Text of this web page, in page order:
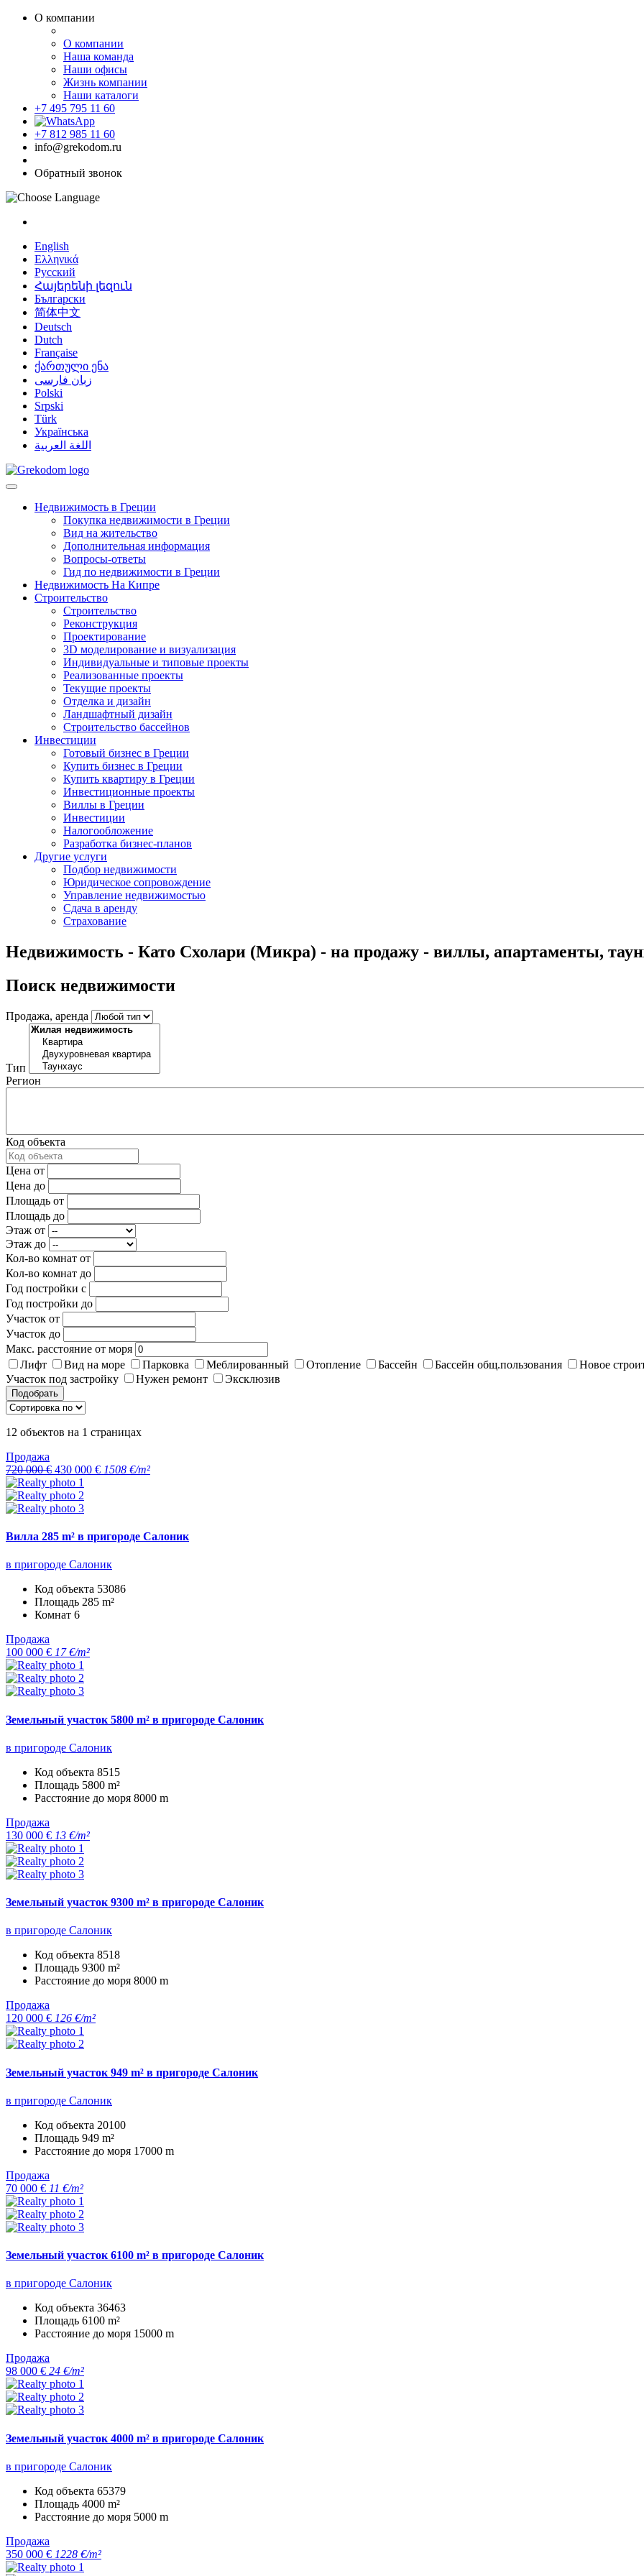
О компании
О компании
Наша команда
Наши офисы
Жизнь компании
Наши каталоги
+7 495 795 11 60
+7 812 985 11 60
info@grekodom.ru
Обратный звонок
English
Ελληνικά
Русский
Հայերենի լեզուն
Български
简体中文
Deutsch
Dutch
Française
ქართული ენა
زبان فارسی
Polski
Srpski
Türk
Українська
اللغة العربية
Недвижимость в Греции
Покупка недвижимости в Греции
Вид на жительство
Дополнительная информация
Вопросы-ответы
Гид по недвижимости в Греции
Недвижимость На Кипре
Строительство
Строительство
Реконструкция
Проектирование
3D моделирование и визуализация
Индивидуальные и типовые проекты
Реализованные проекты
Текущие проекты
Отделка и дизайн
Ландшафтный дизайн
Строительство бассейнов
Инвестиции
Готовый бизнес в Греции
Купить бизнес в Греции
Купить квартиру в Греции
Инвестиционные проекты
Виллы в Греции
Инвестиции
Налогообложение
Разработка бизнес-планов
Другие услуги
Подбор недвижимости
Юридическое сопровождение
Управление недвижимостью
Сдача в аренду
Страхование
Недвижимость - Като Схолари (Микра) - на продажу - виллы, апартаменты,
Поиск недвижимости
Продажа, аренда
Тип
Регион
Код объекта
Цена от
Цена до
Площадь от
Площадь до
Этаж от
Этаж до
Кол-во комнат от
Кол-во комнат до
Год постройки с
Год постройки до
Участок от
Участок до
Макс. расстояние от моря
Лифт
Вид на море Парковка Меблированный Отопление Бассейн Бассейн общ.пользования Новое
Участок под застройку
Нужен ремонт Эксклюзив
Подобрать
12 объектов на 1 страницах
Продажа
720 000 € 430 000 € 1508 €/m²
Вилла 285 m² в пригороде Салоник
в пригороде Салоник
Код объекта 53086
Площадь 285 m²
Комнат 6
Продажа
100 000 € 17 €/m²
Земельный участок 5800 m² в пригороде Салоник
в пригороде Салоник
Код объекта 8515
Площадь 5800 m²
Расстояние до моря 8000 m
Продажа
130 000 € 13 €/m²
Земельный участок 9300 m² в пригороде Салоник
в пригороде Салоник
Код объекта 8518
Площадь 9300 m²
Расстояние до моря 8000 m
Продажа
120 000 € 126 €/m²
Земельный участок 949 m² в пригороде Салоник
в пригороде Салоник
Код объекта 20100
Площадь 949 m²
Расстояние до моря 17000 m
Продажа
70 000 € 11 €/m²
Земельный участок 6100 m² в пригороде Салоник
в пригороде Салоник
Код объекта 36463
Площадь 6100 m²
Расстояние до моря 15000 m
Продажа
98 000 € 24 €/m²
Земельный участок 4000 m² в пригороде Салоник
в пригороде Салоник
Код объекта 65379
Площадь 4000 m²
Расстояние до моря 5000 m
Продажа
350 000 € 1228 €/m²